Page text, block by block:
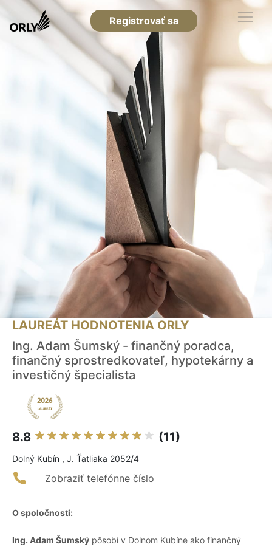
Registrovať sa
LAUREÁT HODNOTENIA ORLY
Ing. Adam Šumský - finančný poradca,
finančný sprostredkovateľ, hypotekárny a
investičný špecialista
8.8 (11)
Dolný Kubín , J. Ťatliaka 2052/4
Zobraziť telefónne číslo
O spoločnosti:
Ing. Adam Šumský pôsobí v Dolnom Kubíne ako finančný